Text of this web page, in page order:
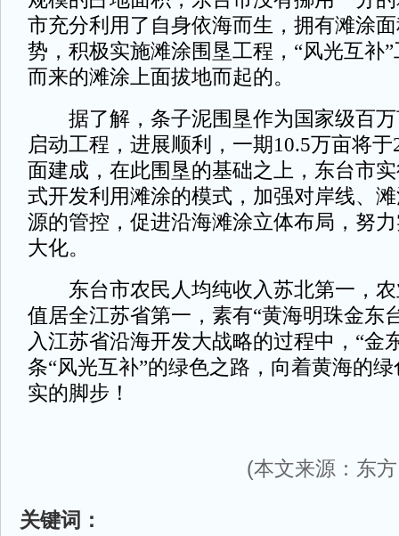
市充分利用了自身依海而生，拥有滩涂
势，积极实施滩涂围垦工程，“风光互补
而来的滩涂上面拔地而起的。
据了解，条子泥围垦作为国家级百万
启动工程，进展顺利，一期10.5万亩将
面建成，在此围垦的基础之上，东台市
式开发利用滩涂的模式，加强对岸线、
源的管控，促进沿海滩涂立体布局，努
大化。
东台市农民人均纯收入苏北第一，农
值居全江苏省第一，素有“黄海明珠金东
入江苏省沿海开发大战略的过程中，“金
条“风光互补”的绿色之路，向着黄海的
实的脚步！
(本文来源：东
关键词：